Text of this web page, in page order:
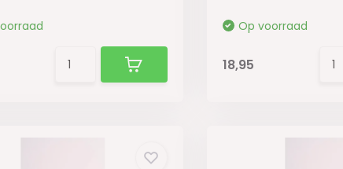
Op voorraad
18,95